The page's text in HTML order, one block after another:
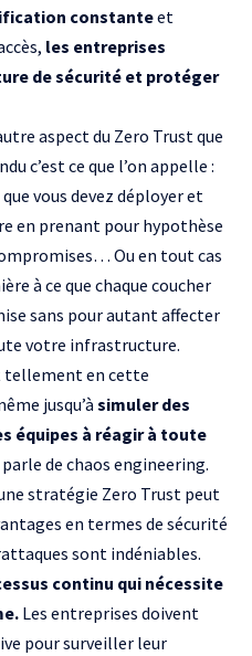
constanteet
les entreprises
de sécurité et protéger
aspect du Zero Trust que
c’est ce que l’on appelle :
vous devez déployer et
en prenant pour hypothèse
Ou en tout cas
à ce que chaque coucher
sans pour autant affecter
votre infrastructure.
tellement en cette
jusqu’à simuler des
équipes à réagir à toute
dechaos engineering.
stratégie Zero Trust peut
en termes de sécurité
sont indéniables.
continu qui nécessite
Les entreprises doivent
pour surveiller leur